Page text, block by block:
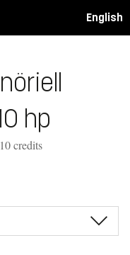
English
hp
credits